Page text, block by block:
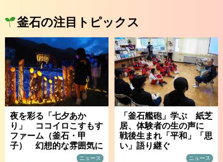
釜石の注目トピックス
夜を彩る「七夕あか
り」 ココイロこすもす
ファーム（釜石・甲
子） 幻想的な雰囲気に
ニュース
「釜石艦砲」学ぶ 紙芝
居、体験者の生の声に
戦後生まれ「平和」「思
い」語り継ぐ
ニュース